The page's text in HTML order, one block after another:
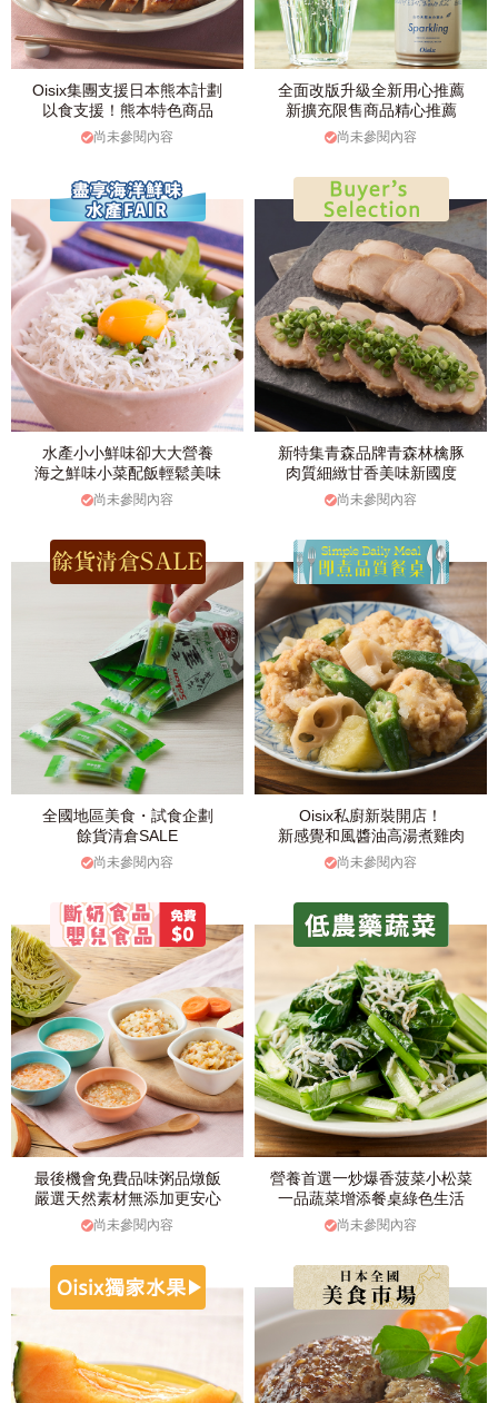
Oisix集團支援日本熊本計劃
以食支援！熊本特色商品
尚未參閱內容
全面改版升級全新用心推薦
新擴充限售商品精心推薦
尚未參閱內容
水產小小鮮味卻大大營養
海之鮮味小菜配飯輕鬆美味
尚未參閱內容
新特集青森品牌青森林檎豚
肉質細緻甘香美味新國度
尚未參閱內容
全國地區美食・試食企劃
餘貨清倉SALE
尚未參閱內容
Oisix私廚新裝開店！
新感覺和風醬油高湯煮雞肉
尚未參閱內容
最後機會免費品味粥品燉飯
嚴選天然素材無添加更安心
尚未參閱內容
營養首選一炒爆香菠菜小松菜
一品蔬菜增添餐桌綠色生活
尚未參閱內容